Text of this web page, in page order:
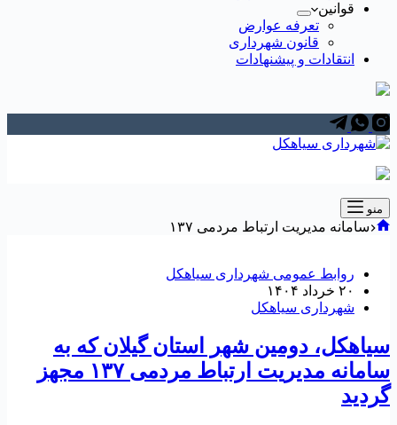
قوانین
تعرفه عوارض
قانون شهرداری
انتقادات و پیشنهادات
منو
خانه
سامانه مدیریت ارتباط مردمی ۱۳۷
روابط عمومی شهرداری سیاهکل
۲۰ خرداد ۱۴۰۴
شهرداری سیاهکل
دومین شهر استان گیلان که به
سامانه مدیریت ارتباط مردمی ۱۳۷ مجهز